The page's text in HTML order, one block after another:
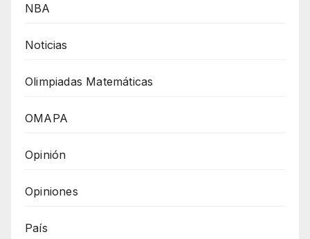
NBA
Noticias
Olimpiadas Matemáticas
OMAPA
Opinión
Opiniones
País